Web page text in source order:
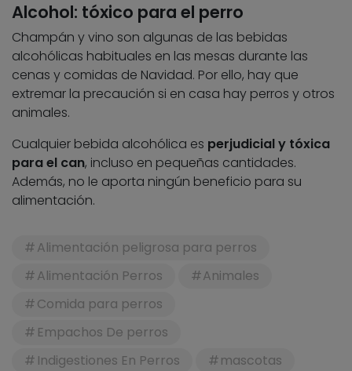
Alcohol: tóxico para el perro
Champán y vino son algunas de las bebidas
alcohólicas habituales en las mesas durante las
cenas y comidas de Navidad. Por ello, hay que
extremar la precaución si en casa hay perros y otros
animales.
Cualquier bebida alcohólica es perjudicial y tóxica
para el can, incluso en pequeñas cantidades.
Además, no le aporta ningún beneficio para su
alimentación.
Alimentación peligrosa para perros
Alimentación Perros
Animales
Comida para perros
Empachos De perros
Indigestiones En Perros
mascotas